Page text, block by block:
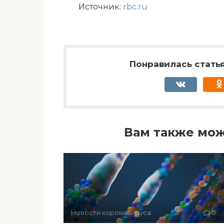
Источник: rbc.ru
Понравилась
Вам также
Новости коронавируса 0